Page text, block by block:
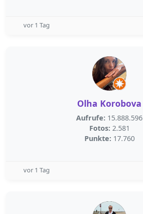
vor 1 Tag
Olha Korobova
Aufrufe: 15.888.596
Fotos: 2.581
Punkte: 17.760
vor 1 Tag